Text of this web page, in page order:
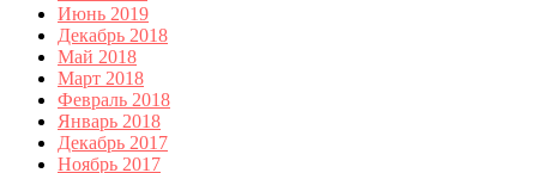
Июнь 2019
Декабрь 2018
Май 2018
Март 2018
Февраль 2018
Январь 2018
Декабрь 2017
Ноябрь 2017